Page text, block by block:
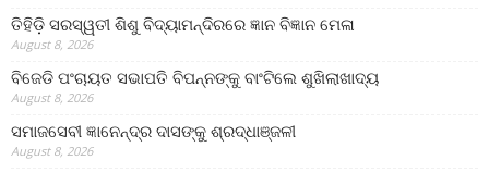
ତିହିଡି଼ ସରସ୍ୱତୀ ଶିଶୁ ବିଦ୍ୟାମନ୍ଦିରରେ ଜ୍ଞାନ ବିଜ୍ଞାନ ମେଳା
August 8, 2026
ବିଜେଡି ପଂଚାୟତ ସଭାପତି ବିପନ୍ନଙ୍କୁ ବାଂଟିଲେ ଶୁଖିଲାଖାଦ୍ୟ
August 8, 2026
ସମାଜସେବୀ ଜ୍ଞାନେନ୍ଦ୍ର ଦାସଙ୍କୁ ଶ୍ରଦ୍ଧାଞ୍ଜଳୀ
August 8, 2026